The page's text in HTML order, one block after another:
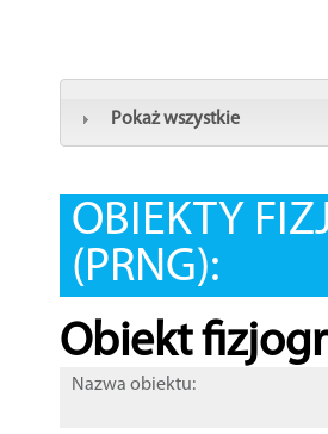
Pokaż wszystkie
OBIEKTY
(PRNG):
Obiekt
Nazwa obiektu: